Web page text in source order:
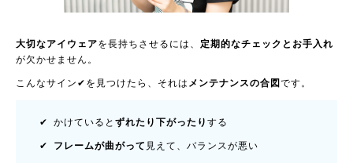
大切なアイウェアを長持ちさせるには、 定期的なチェックとお手入れ
が欠かせません。
こんなサイン✔を見つけたら、それは メンテナンスの合図 です。
✔ かけていると ずれたり下がったり する
✔ フレームが曲がって 見えて、バランスが悪い